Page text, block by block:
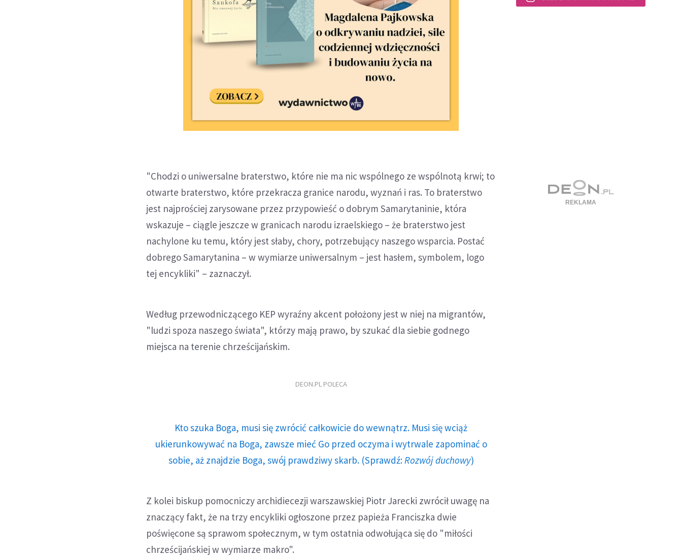
"Chodzi o uniwersalne braterstwo, które nie ma nic wspólnego ze wspólnotą krwi; to
otwarte braterstwo, które przekracza granice narodu, wyznań i ras. To braterstwo
jest najprościej zarysowane przez przypowieść o dobrym Samarytaninie, która
wskazuje – ciągle jeszcze w granicach narodu izraelskiego – że braterstwo jest
nachylone ku temu, który jest słaby, chory, potrzebujący naszego wsparcia. Postać
dobrego Samarytanina – w wymiarze uniwersalnym – jest hasłem, symbolem, logo
tej encykliki" – zaznaczył.
Według przewodniczącego KEP wyraźny akcent położony jest w niej na migrantów,
"ludzi spoza naszego świata", którzy mają prawo, by szukać dla siebie godnego
miejsca na terenie chrześcijańskim.
DEON.PL POLECA
Kto szuka Boga, musi się zwrócić całkowicie do wewnątrz. Musi się wciąż
ukierunkowywać na Boga, zawsze mieć Go przed oczyma i wytrwale zapominać o
sobie, aż znajdzie Boga, swój prawdziwy skarb. (Sprawdź: Rozwój duchowy)
Z kolei biskup pomocniczy archidiecezji warszawskiej Piotr Jarecki zwrócił uwagę na
znaczący fakt, że na trzy encykliki ogłoszone przez papieża Franciszka dwie
poświęcone są sprawom społecznym, w tym ostatnia odwołująca się do "miłości
chrześcijańskiej w wymiarze makro".